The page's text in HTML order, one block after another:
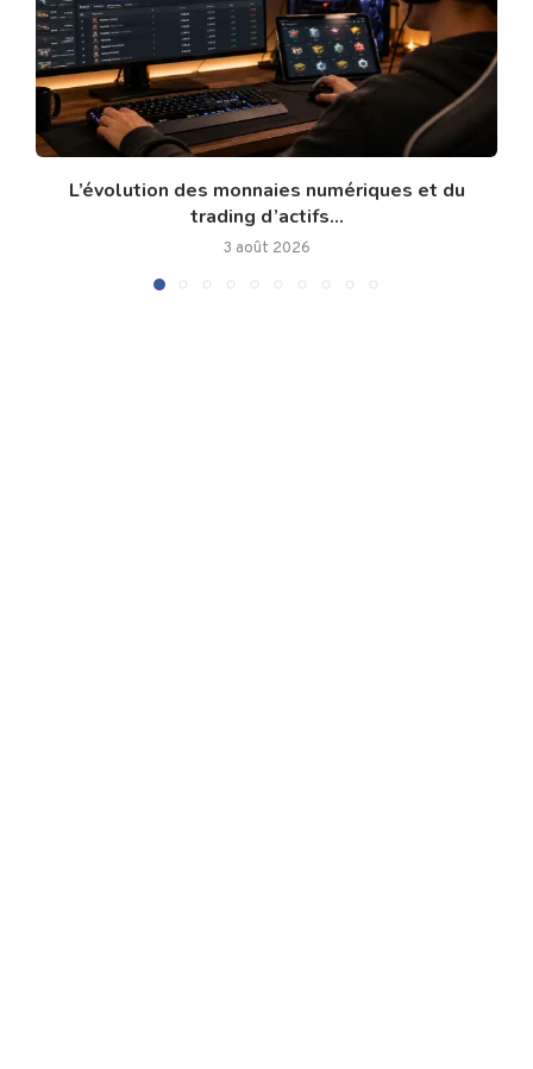
L’évolution des monnaies numériques et du
trading d’actifs...
3 août 2026